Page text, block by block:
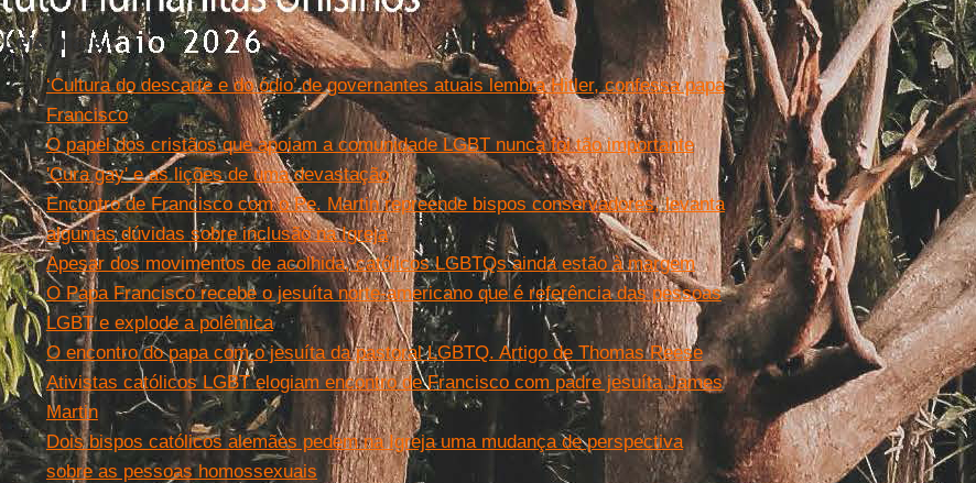
Leia mais
‘Cultura do descarte e do ódio’ de governantes atuais lembra Hitler, confessa papa
Francisco
O papel dos cristãos que apoiam a comunidade LGBT nunca foi tão importante
'Cura gay' e as lições de uma devastação
Encontro de Francisco com o Pe. Martin repreende bispos conservadores, levanta
algumas dúvidas sobre inclusão na Igreja
Apesar dos movimentos de acolhida, católicos LGBTQs ainda estão à margem
O Papa Francisco recebe o jesuíta norte-americano que é referência das pessoas
LGBT e explode a polêmica
O encontro do papa com o jesuíta da pastoral LGBTQ. Artigo de Thomas Reese
Ativistas católicos LGBT elogiam encontro de Francisco com padre jesuíta James
Martin
Dois bispos católicos alemães pedem na Igreja uma mudança de perspectiva
sobre as pessoas homossexuais